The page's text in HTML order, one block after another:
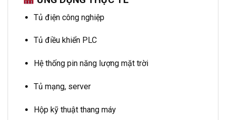
Tủ điện công nghiệp
Tủ điều khiển PLC
Hệ thống pin năng lượng mặt trời
Tủ mạng, server
Hộp kỹ thuật thang máy